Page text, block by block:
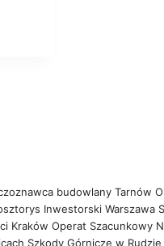
budowlany Tarnów
Inwestorski Warszawa
Kraków Operat Szacunkowy
Szkody Górnicze w Rudzie